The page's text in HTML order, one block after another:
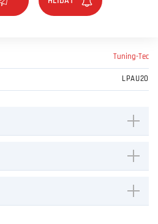
Tuning-Tec
LPAU20